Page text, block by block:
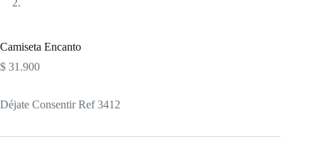
Camiseta Encanto
$ 31.900
Déjate Consentir Ref 3412